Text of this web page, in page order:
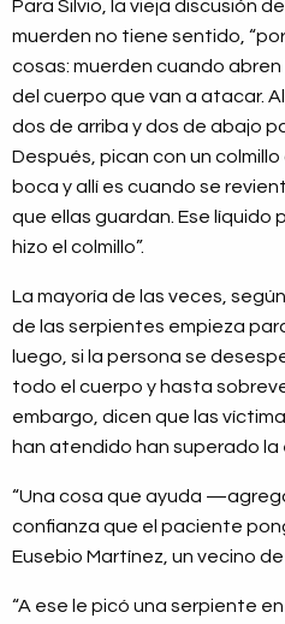
Para Silvio, la vieja discusión
muerden no tiene sentido,
cosas: muerden cuando
del cuerpo que van a atacar.
dos de arriba y dos de abajo
Después, pican con un
boca y allí es cuando se
que ellas guardan. Ese líquido
hizo el colmillo”.
La mayoría de las veces,
de las serpientes empieza
luego, si la persona se
todo el cuerpo y hasta
embargo, dicen que las
han atendido han superado la
“Una cosa que ayuda
confianza que el paciente
Eusebio Martínez, un vecino
“A ese le picó una serpiente